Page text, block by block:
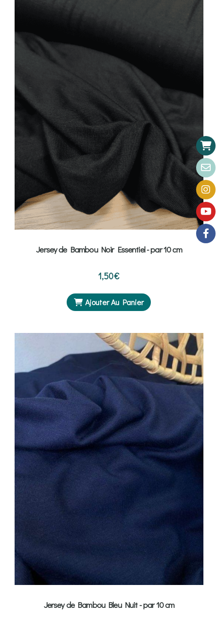
Jersey de Bambou Noir Essentiel - par 10 cm
1,50€
Ajouter Au Panier
Jersey de Bambou Bleu Nuit - par 10 cm